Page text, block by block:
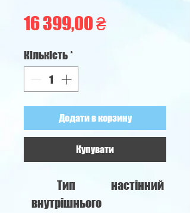
16 399,00 ₴Ціна
Кількість*
Додати в корзину
Купувати
Тип
внутрішнього
настінний